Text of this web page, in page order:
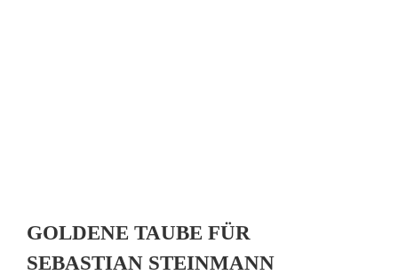
GOLDENE TAUBE FÜR
SEBASTIAN STEINMANN